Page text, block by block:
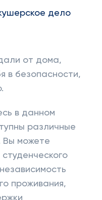
дело
от дома,
в безопасности,
в данном
различные
Вы можете
проживания,